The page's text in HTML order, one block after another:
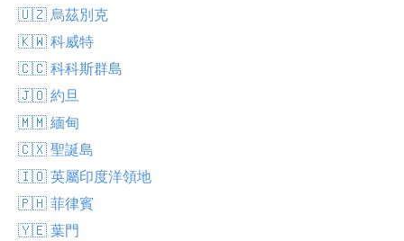
🇺🇿 烏茲別克
🇰🇼 科威特
🇨🇨 科科斯群島
🇯🇴 約旦
🇲🇲 緬甸
🇨🇽 聖誕島
🇮🇴 英屬印度洋領地
🇵🇭 菲律賓
🇾🇪 葉門